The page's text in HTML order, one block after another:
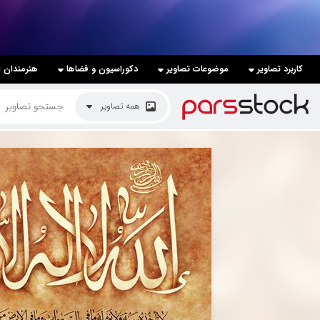
کاربرد تصاویر موضوعات تصاویر دکوراسیون و فضاها هنرمندان
همه تصاویر
لیست قیمت ها
کاربرد تصاویر
موضوعات تصاویر
هنرمندان ایرانی
کسب درآمد از فروش تصاویر
021 28428845
بلاگ پارس استاک